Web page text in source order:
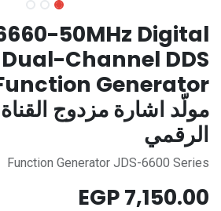
50MHz Digital
Channel DDS
Generator
مولّد اشارة مزدوج
الرقمي
Function Generator JDS-6600 Series
7,150.00